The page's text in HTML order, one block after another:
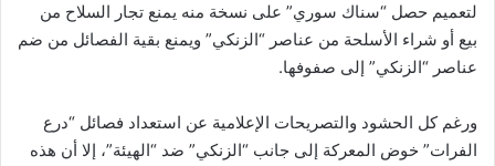
لتعميم حصل “سناك سوري” على نسخة منه يمنع تجار السلاح من
بيع أو شراء الأسلحة من عناصر “الزنكي” ويمنع بقية الفصائل من ضم
عناصر “الزنكي” إلى صفوفها.
ورغم كل الحشود والتصريحات الإعلامية عن استعداد فصائل “درع
الفرات” خوض المعركة إلى جانب “الزنكي” ضد “الهيئة”، إلا أن هذه